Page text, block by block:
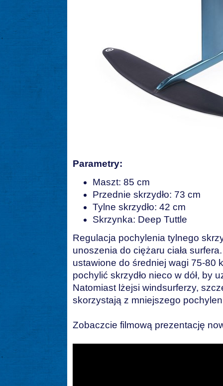
Parametry:
Maszt: 85 cm
Przednie skrzydło: 73 cm
Tylne skrzydło: 42 cm
Skrzynka: Deep Tuttle
Regulacja pochylenia tylnego
unoszenia do ciężaru ciała
ustawione do średniej wagi 75-80
pochylić skrzydło nieco w dół, by
Natomiast lżejsi windsurferzy,
skorzystają z mniejszego
Zobaczcie filmową prezentację